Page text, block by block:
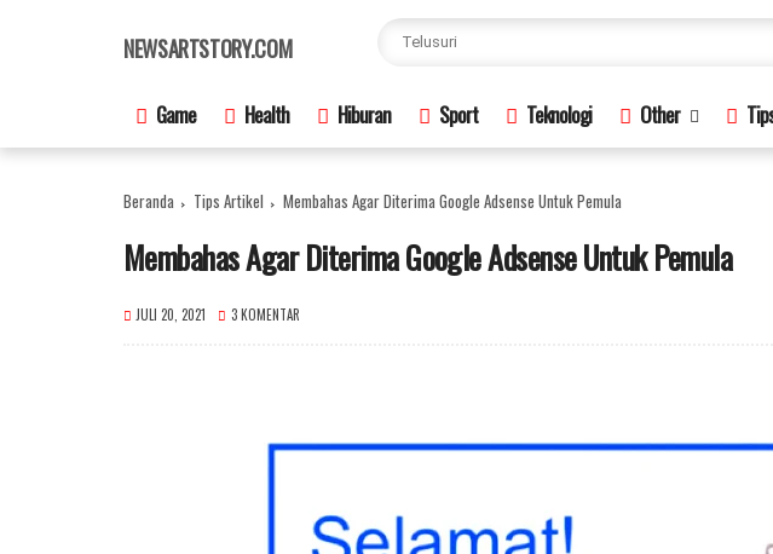
NEWSARTSTORY.COM
Game Health Hiburan Sport Teknologi Other
Beranda Tips Artikel Membahas Agar Diterima Google Adsense Untuk Pemula
Membahas Agar Diterima Google Adsense Untuk Pemula
JULI 20, 2021 3 KOMENTAR